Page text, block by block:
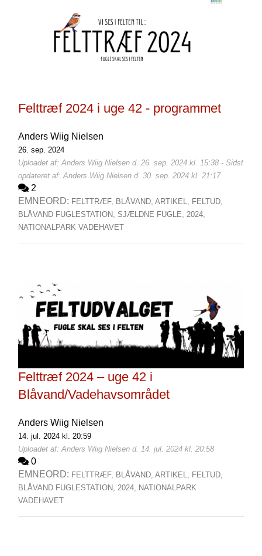
Felttræf 2024 i uge 42 - programmet
Anders Wiig Nielsen
26. sep. 2024
Uploadet af: Anders Wiig Nielsen d. 26. sep. 2024 kl. 15:38 - Sidst
opdateret af: Anders Wiig Nielsen d. 30. sep. 2024 kl. 21:17
2
EMNEORD: FELTTRÆF, BLÅVAND, ARTIKEL, FELTUD,
BLÅVAND FUGLESTATION, SJÆLDNE FUGLE, 2024,
NATIONALPARK VADEHAVET
Felttræf 2024 – uge 42 i
Blåvand/Vadehavsområdet
Anders Wiig Nielsen
14. jul. 2024 kl. 20:59
Uploadet af: Anders Wiig Nielsen d. 14. jul. 2024 kl. 20:58
0
EMNEORD: FELTTRÆF, BLÅVAND, ARTIKEL, FELTUD,
BLÅVAND FUGLESTATION, 2024, NATIONALPARK
VADEHAVET